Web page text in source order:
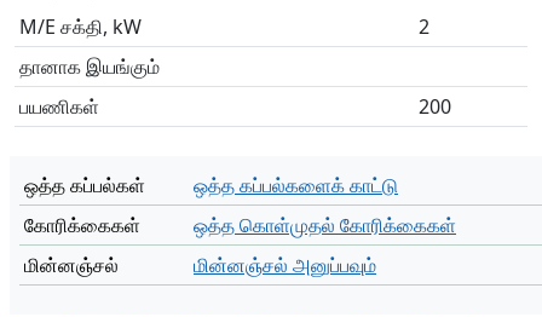
M/E சக்தி, kW
2
தானாக இயங்கும்
பயணிகள்
200
ஒத்த கப்பல்கள்
ஒத்த கப்பல்களைக் காட்டு
கோரிக்கைகள்
ஒத்த கொள்முதல் கோரிக்கைகள்
மின்னஞ்சல்
மின்னஞ்சல் அனுப்பவும்